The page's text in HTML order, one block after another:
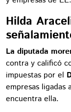
Hilda
La diputada
contra y calificó
impuestas por el
empresas ligadas
encuentra ella.